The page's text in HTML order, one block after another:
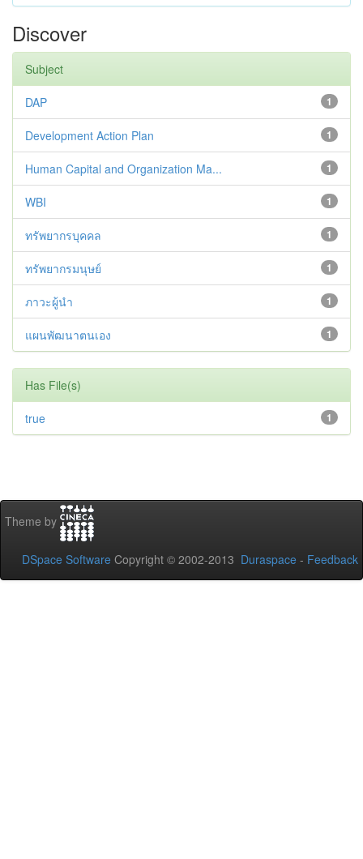
Discover
Subject
1
DAP
1
Development Action Plan
1
Human Capital and Organization Ma...
1
WBI
1
ทรัพยากรบุคคล
1
ทรัพยากรมนุษย์
1
ภาวะผู้นำ
1
แผนพัฒนาตนเอง
Has File(s)
1
true
Theme by
DSpace Software Copyright © 2002-2013 Duraspace - Feedback